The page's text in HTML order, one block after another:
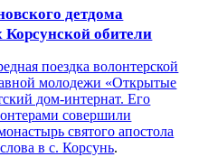
детдома
Корсунской обители
поездка волонтерской
молодежи «Открытые
дом-интернат. Его
совершили
святого апостола
в с. Корсунь.